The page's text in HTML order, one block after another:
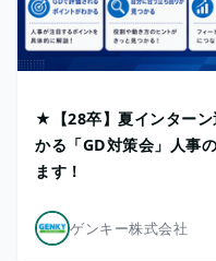
★【28卒】夏インターン
かる「GD対策会」人事
ます！
ゲンキー株式会社